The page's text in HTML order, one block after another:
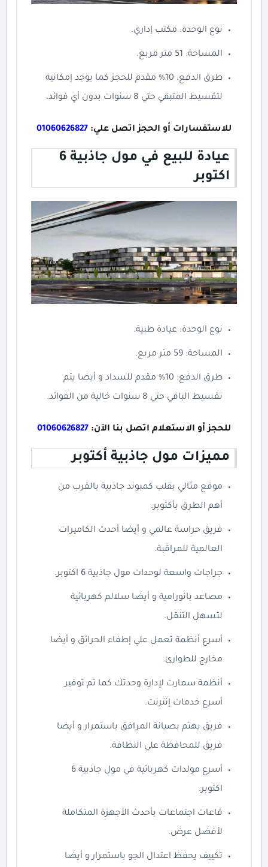
نوع الوحدة: مكتب إداري.
المساحة: 51 متر مربع.
طرق الدفع: 10% مقدم للحجز كما يوجد إمكانية
لتقسيط المتبقي حتي 8 سنوات بدون أي فوائد.
للاستفسارات أو الحجز اتصل علي: 01060626827
عيادة للبيع في مول جاذبية 6
اكتوبر
نوع الوحدة: عيادة طبية.
المساحة: 59 متر مربع.
طرق الدفع: 10% مقدم للسداد و أيضا يتم
تقسيط الباقي حتي 8 سنوات خالية من الفوائد.
للحجز أو الاستعلام اتصل بنا الآن: 01060626827
مميزات مول جاذبية أكتوبر
موقع مثالي بقلب كمبوند جاذبية بالقرب من
أهم الطرق بأكتوبر.
فريق حراسة عالمي و أيضا أحدث الكاميرات
العالمية للمراقبة.
جراجات واسعة لوحدات مول جاذبية 6 اكتوبر.
مصاعد بانورامية و أيضا سلالم كهربائية
لتسهل التنقل.
أسرع أنظمة تعمل علي إطفاء الحرائق و أيضا
مخارج للطوارئ.
أنظمة سمارت لإدارة وحدتك كما تم توفير
أسرع خدمات إنترنت.
فريق يهتم بصيانة المرافق باستمرار و أيضا
فريق للمحافظة علي النظافة.
أسرع مولدات كهربائية في مول جاذبية 6
اكتوبر.
قاعات اجتماعات بأحدث الأجهزة المتكاملة
لأفضل عرض.
تكييف يحفظ اعتدال الجو باستمرار و أيضا